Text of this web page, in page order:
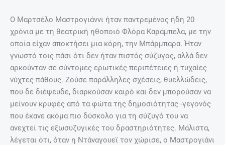
Ο Μαρτσέλο Μαστρογιάννι ήταν παντρεμένος ήδη 20
χρόνια με τη θεατρική ηθοποιό Φλόρα Καράμπελα, με την
οποία είχαν αποκτήσει μια κόρη, την Μπάρμπαρα. Ήταν
γνωστό τοις πάσι ότι δεν ήταν πιστός σύζυγος, αλλά δεν
αρκούνταν σε σύντομες ερωτικές περιπέτειες ή τυχαίες
νύχτες πάθους. Ζούσε παράλληλες σχέσεις, θυελλώδεις,
που δε διέψευδε, διαρκούσαν καιρό και δεν μπορούσαν να
μείνουν κρυφές από τα φώτα της δημοσιότητας -γεγονός
που έκανε ακόμα πιο δύσκολο για τη σύζυγό του να
ανεχτεί τις εξωσυζυγικές του δραστηριότητες. Μάλιστα,
λέγεται ότι, όταν η Ντάναγουεϊ τον χώρισε, ο Μαστρογιάνι